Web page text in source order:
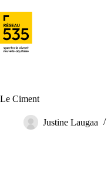
Le Ciment
Justine Laugaa